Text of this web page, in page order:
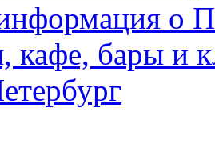
о
кафе, бары и